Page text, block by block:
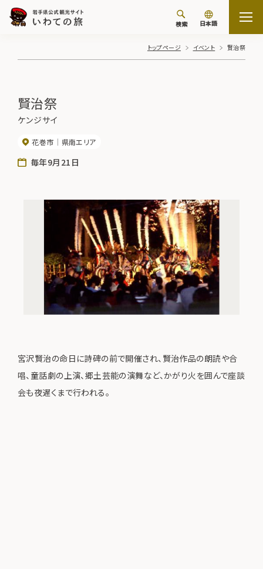
検索 日本語
トップページ イベント 賢治祭
賢治祭
ケンジサイ
花巻市 県南エリア
毎年9月21日
宮沢賢治の命日に詩碑の前で開催され、賢治作品の朗読や合
唱、童話劇の上演、郷土芸能の演舞など、かがり火を囲んで座談
会も夜遅くまで行われる。